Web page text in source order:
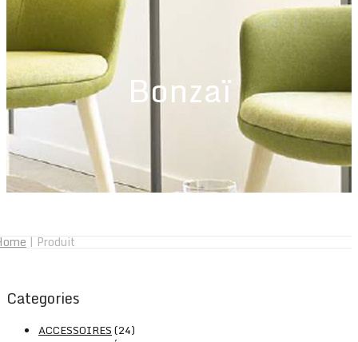
Bonzaï
| Produit
Categories
ACCESSOIRES(24)